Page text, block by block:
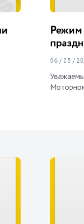
Режим
06 / 05 /